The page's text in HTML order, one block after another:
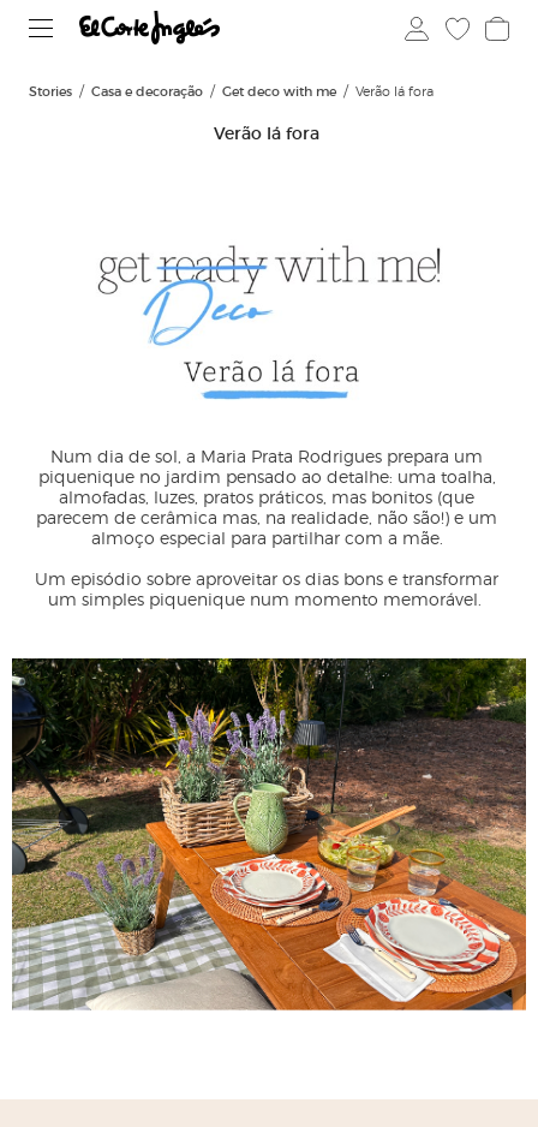
Stories Casa e decoração Get deco with me Verão lá fora
Verão lá fora
Num dia de sol, a Maria Prata Rodrigues prepara um
piquenique no jardim pensado ao detalhe: uma toalha,
almofadas, luzes, pratos práticos, mas bonitos (que
parecem de cerâmica mas, na realidade, não são!) e um
almoço especial para partilhar com a mãe.
Um episódio sobre aproveitar os dias bons e transformar
um simples piquenique num momento memorável.